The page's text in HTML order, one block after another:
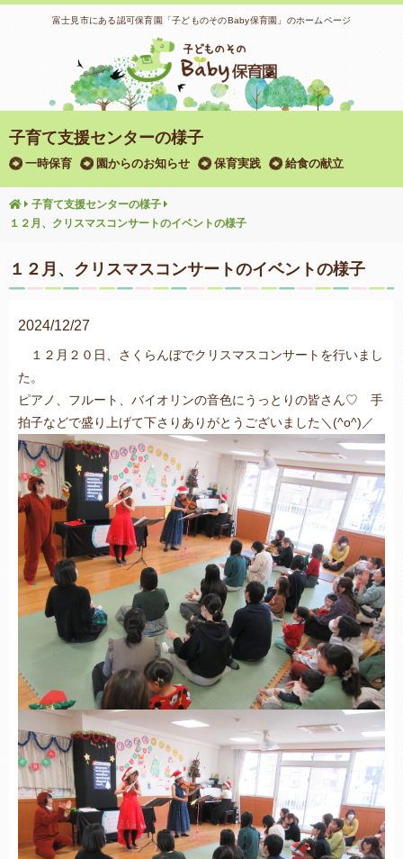
富士見市にある認可保育園「子どものそのBaby保育園」のホームページ
子育て支援センターの様子
一時保育 園からのお知らせ 保育実践 給食の献立
子育て支援センターの様子
１２月、クリスマスコンサートのイベントの様子
１２月、クリスマスコンサートのイベントの様子
2024/12/27
１２月２０日、さくらんぼでクリスマスコンサートを行いまし
た。
ピアノ、フルート、バイオリンの音色にうっとりの皆さん♡ 手
拍子などで盛り上げて下さりありがとうございました＼(^o^)／